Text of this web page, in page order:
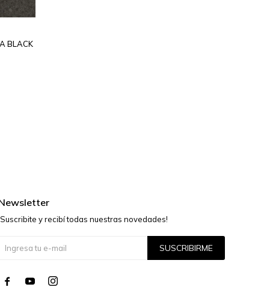
BLACK
y recibí todas nuestras novedades!
SUSCRIBIRME
  